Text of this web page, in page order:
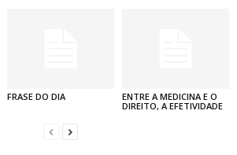
FRASE DO DIA
ENTRE A MEDICINA E O
DIREITO, A EFETIVIDADE